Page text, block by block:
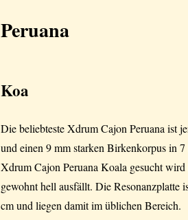
Peruana
Koa
Die beliebteste Xdrum Cajon Peruana ist
und einen 9 mm starken Birkenkorpus in
Xdrum Cajon Peruana Koala gesucht
gewohnt hell ausfällt. Die
cm und liegen damit im üblichen Bereich.